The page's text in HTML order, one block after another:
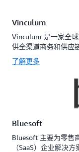
Vinculum
Vinculum 是一家全
供全渠道商务和供应
了解更多
Bluesoft
Bluesoft 主要为零售
（SaaS）企业解决